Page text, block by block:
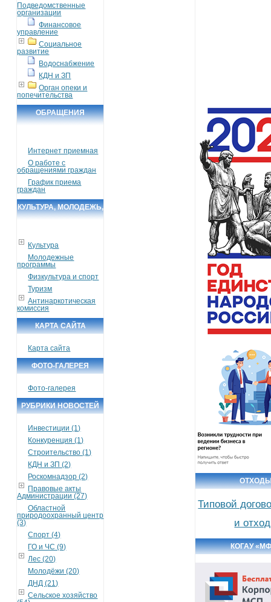
Подведомственные
организации
Финансовое
управление
Социальное
развитие
Водоснабжение
КДН и ЗП
Орган опеки и
попечительства
ОБРАЩЕНИЯ
Интернет приемная
О работе с
обращениями граждан
График приема
граждан
КУЛЬТУРА, МОЛОДЕЖЬ,
Культура
Молодежные
программы
Физкультура и спорт
Туризм
Антинаркотическая
комиссия
КАРТА САЙТА
Карта сайта
ФОТО-ГАЛЕРЕЯ
Фото-галерея
РУБРИКИ НОВОСТЕЙ
Инвестиции (1)
Конкуренция (1)
Строительство (1)
КДН и ЗП (2)
Роскомнадзор (2)
Правовые акты
Администрации (27)
Областной
природоохранный центр
(3)
Спорт (4)
ГО и ЧС (9)
Лес (20)
Молодёжи (20)
ДНД (21)
Сельское хозяйство
Типовой
и
КОГАУ